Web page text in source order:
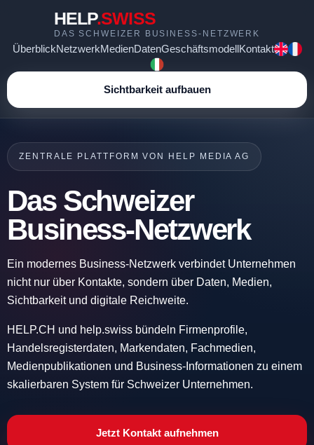
HELP.SWISS
DAS SCHWEIZER BUSINESS-NETZWERK
ÜberblickNetzwerkMedienDatenGeschäftsmodellKontakt
Sichtbarkeit aufbauen
ZENTRALE PLATTFORM VON HELP MEDIA AG
Das Schweizer
Business-Netzwerk
Ein modernes Business-Netzwerk verbindet Unternehmen
nicht nur über Kontakte, sondern über Daten, Medien,
Sichtbarkeit und digitale Reichweite.
HELP.CH und help.swiss bündeln Firmenprofile,
Handelsregisterdaten, Markendaten, Fachmedien,
Medienpublikationen und Business-Informationen zu einem
skalierbaren System für Schweizer Unternehmen.
Jetzt Kontakt aufnehmen